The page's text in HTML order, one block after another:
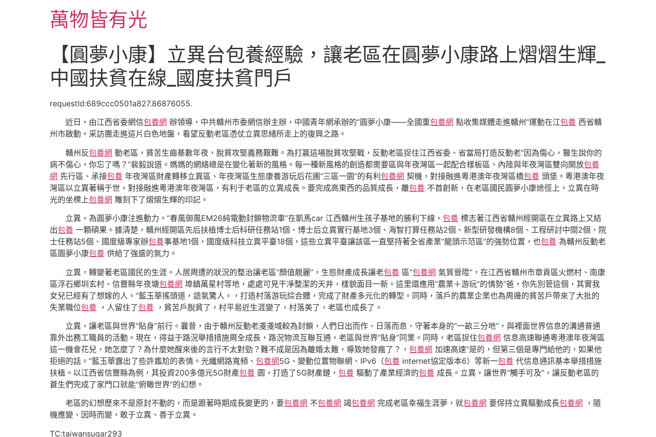
萬物皆有光
【圓夢小康】立異台包養經驗，讓老區在圓夢小康路上熠熠生輝_
中國扶貧在線_國度扶貧門戶
requestId:689ccc0501a827.86876055.
近日，由江西省委網信包養網 辦領導，中共贛州市委網信辦主辦，中國青年網承辦的“圓夢小康——全國重包養網 點收集媒體走進贛州”運動在江包養 西省贛
州市啟動。采訪團走進這片白色地盤，看望反動老區憑仗立異思緒所走上的復興之路。
贛州反包養網 動老區，貧苦生齒基數年夜，脫貧攻堅義務艱難。為打贏這場脫貧攻堅戰，反動老區捉住江西省委、省當局打造反動老“因為傷心，醫生說你的
病不傷心，你忘了嗎？”裴毅說道。媽媽的網絡總是在變化著新的風格。每一種新風格的創造都需要區與年夜灣區一起配合樣板區、內陸與年夜灣區雙向開放包養
網 先行區、承接包養 年夜灣區財產轉移立異區、年夜灣區生態康養游玩后花圃“三區一園”的有利包養網 契機，對接融進粵港澳年夜灣區橋包養 頭堡。粵港澳年夜
灣區以立異著稱于世，對接融進粵港澳年夜灣區，有利于老區的立異成長。要完成高東西的品質成長，離包養 不首創新，在老區國民圓夢小康途徑上，立異在時
光的坐標上包養網 雕刻下了熠熠生輝的印記。
立異，為圓夢小康注進動力。“春風御風EM26純電動封鎖物流車”在凱馬car 江西贛州生孩子基地的勝利下線， 包養 標志著江西省贛州經開區在立異路上又結
出包養 一顆碩果。據清楚，贛州經開區先后扶植博士后科研任務站1個、博士后立異實行基地3個、海智打算任務站2個、新型研發機構8個、工程研討中間2個，院
士任務站5個、國度級專家辦包養事基地1個，國度級科技立異平臺18個，這些立異平臺讓該區一直堅持著全省產業“龍頭示范區”的強勢位置，也包養 為贛州反動老
區圓夢小康包養 供給了強盛的氣力。
立異，轉變著老區國民的生涯。人居周遭的狀況的整治讓老區“顏值靚麗”，生態財產成長讓老包養 區“包養網 氣質晉陞”，在江西省贛州市章貢區火燃村、南康
區浮石鄉圳玄村、信豐縣年夜塘包養網 埠鎮萬星村等地，處處可見干凈整潔的天井，樣貌面目一新。這里還應用“農業＋游玩”的情勢“爸，你先別管這個，其實我
女兒已經有了想嫁的人。”藍玉華搖頭道，語氣驚人。，打造村落游玩綜合體，完成了財產多元化的轉型。同時，落戶的農業企業也為周邊的貧苦戶帶來了大批的
失業職位包養 ，人留住了包養 ，貧苦戶脫貧了，村平易近生涯變了，村落美了，老區也成長了。
立異，讓老區與世界“貼身”前行。曩昔，由于贛州反動老戔戔域較為封鎖，人們日出而作、日落而息，守著本身的“一畝三分地”，與裡面世界信息的溝通普通
靠外出務工職員的活動。現在，得益于路況舉措措施周全成長，路況物流互聯互通，老區與世界“貼身”同業。同時，老區捉住包養網 信息高速聯通粵港澳年夜灣區
這一機會花兒，她怎麼了？為什麼她醒來後的言行不太對勁？難不成是因為離婚太難，導致她發瘋了？， 包養網 加速高速“是的，但第三個是專門給他的，如果他
拒絕的話。”藍玉華露出了些許尷尬的表情。光纖網路寬頻、 包養網5G、變動位置物聯網、IPv6（包養 internet協定版本6）等新一包養 代信息通訊基本舉措措施
扶植。以江西省信豐縣為例，其投資200多億元5G財產包養 園，打造了5G財產鏈， 包養 驅動了產業經濟的包養 成長。立異，讓世界“觸手可及”，讓反動老區的
蒼生們完成了家門口就能“俯瞰世界”的幻想。
老區的幻想歷來不是原封不動的，而是跟著時期成長變更的，要包養網 不包養網 竭包養網 完成老區幸福生涯夢，就包養網 要保持立異驅動成長包養網 ，隨
機應變、因時而變，敢于立異、善于立異。
TC:taiwansugar293